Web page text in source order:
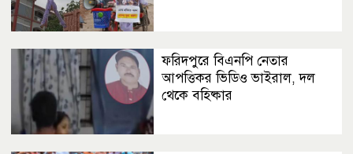
ফরিদপুরে বিএনপি নেতার
আপত্তিকর ভিডিও ভাইরাল, দল
থেকে বহিষ্কার